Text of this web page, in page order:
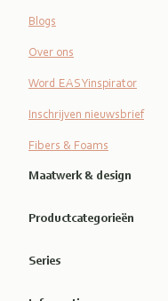
Blogs
Over ons
Word EASYinspirator
Inschrijven nieuwsbrief
Fibers & Foams
Maatwerk & design
Productcategorieën
Series